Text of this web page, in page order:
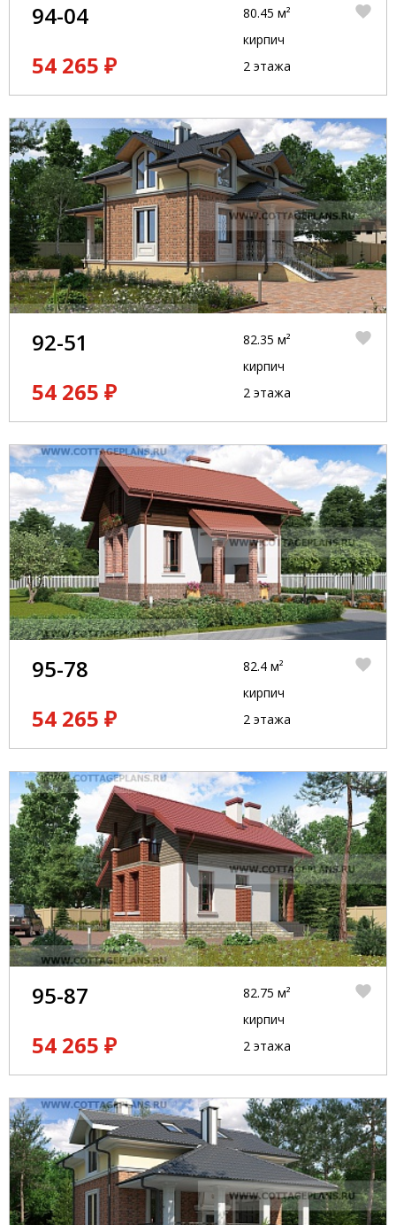
94-04
54 265 ₽
80.45 м²
кирпич
2 этажа
92-51
54 265 ₽
82.35 м²
кирпич
2 этажа
95-78
54 265 ₽
82.4 м²
кирпич
2 этажа
95-87
54 265 ₽
82.75 м²
кирпич
2 этажа